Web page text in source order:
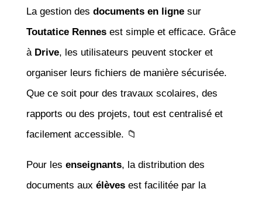
La gestion des documents en lignesur
Toutatice Rennesest simple et efficace. Grâce
à Drive, les utilisateurs peuvent stocker et
organiser leurs fichiers de manière sécurisée.
Que ce soit pour des travaux scolaires, des
rapports ou des projets, tout est centralisé et
facilement accessible. 📁
Pour les enseignants, la distribution des
documents aux élèvesest facilitée par la